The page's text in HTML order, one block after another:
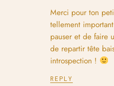
Merci pour ton
tellement
pauser et de faire
de repartir tête
introspection !
REPLY